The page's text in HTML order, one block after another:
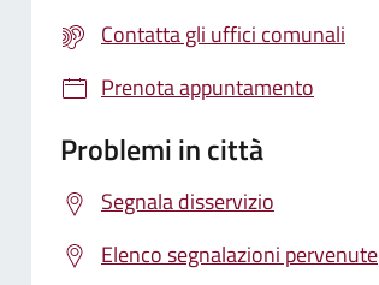
Contatta gli uffici comunali
Prenota appuntamento
Problemi in città
Segnala disservizio
Elenco segnalazioni pervenute